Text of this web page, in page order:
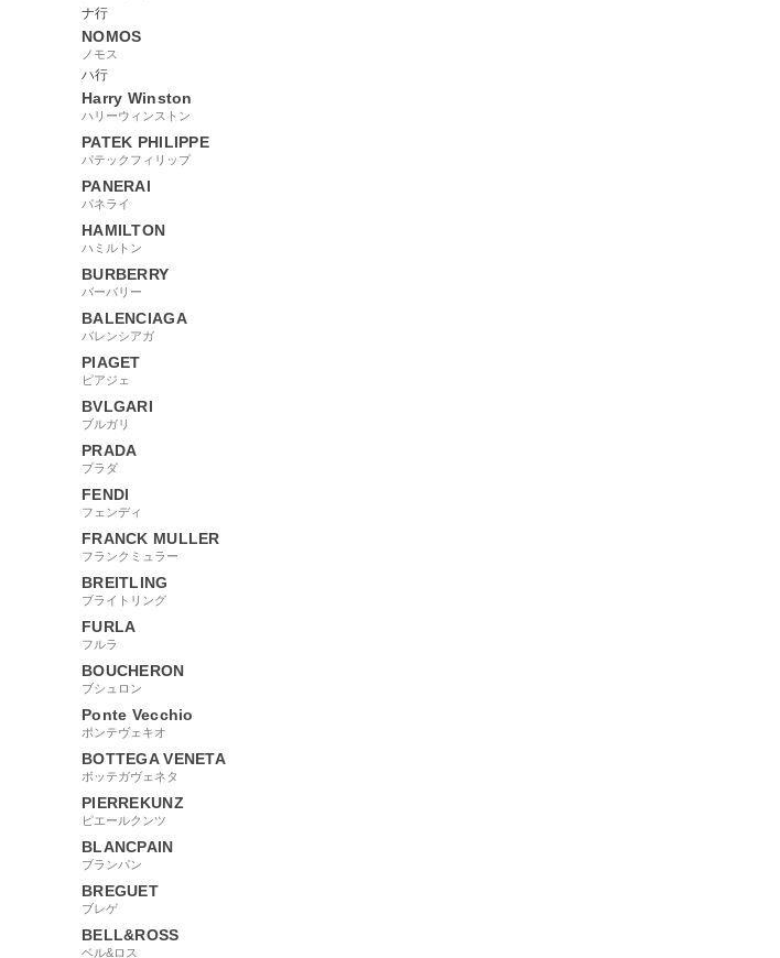
ナ行
NOMOS
ノモス
ハ行
Harry Winston
ハリーウィンストン
PATEK PHILIPPE
パテックフィリップ
PANERAI
パネライ
HAMILTON
ハミルトン
BURBERRY
バーバリー
BALENCIAGA
バレンシアガ
PIAGET
ピアジェ
BVLGARI
ブルガリ
PRADA
プラダ
FENDI
フェンディ
FRANCK MULLER
フランクミュラー
BREITLING
ブライトリング
FURLA
フルラ
BOUCHERON
ブシュロン
Ponte Vecchio
ポンテヴェキオ
BOTTEGA VENETA
ボッテガヴェネタ
PIERREKUNZ
ピエールクンツ
BLANCPAIN
ブランパン
BREGUET
ブレゲ
BELL&ROSS
ベル&ロス